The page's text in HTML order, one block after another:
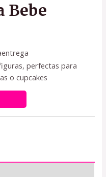
Bebe
perfectas para
o cupcakes